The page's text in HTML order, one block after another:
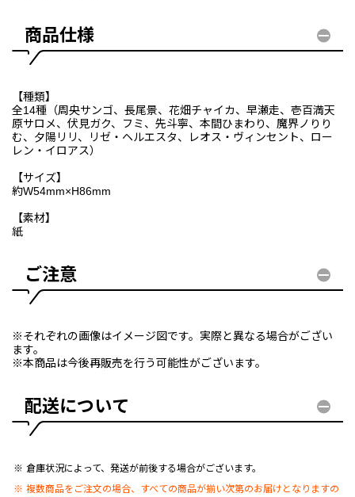
商品仕様
【種類】
全14種（周央サンゴ、長尾景、花畑チャイカ、早瀬走、壱百満天
原サロメ、伏見ガク、フミ、先斗寧、本間ひまわり、魔界ノりり
む、夕陽リリ、リゼ・ヘルエスタ、レオス・ヴィンセント、ロー
レン・イロアス）
【サイズ】
約W54mm×H86mm
【素材】
紙
ご注意
※それぞれの画像はイメージ図です。実際と異なる場合がござい
ます。
※本商品は今後再販売を行う可能性がございます。
配送について
倉庫状況によって、発送が前後する場合がございます。
複数商品をご注文の場合、すべての商品が揃い次第のお届けとなりますの